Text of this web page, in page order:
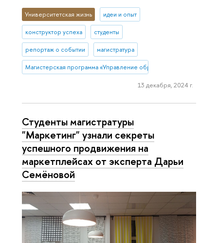
Университетская жизнь идеи и опыт
конструктор успеха студенты
репортаж о событии магистратура
Магистерская программа «Управление образованием» (Нижний
13 декабря, 2024 г.
Студенты магистратуры
"Маркетинг" узнали секреты
успешного продвижения на
маркетплейсах от эксперта Дарьи
Семёновой